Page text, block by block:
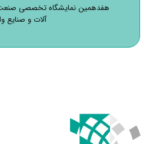
هفدهمین نمایشگاه تخصصی
آلات و صنایع